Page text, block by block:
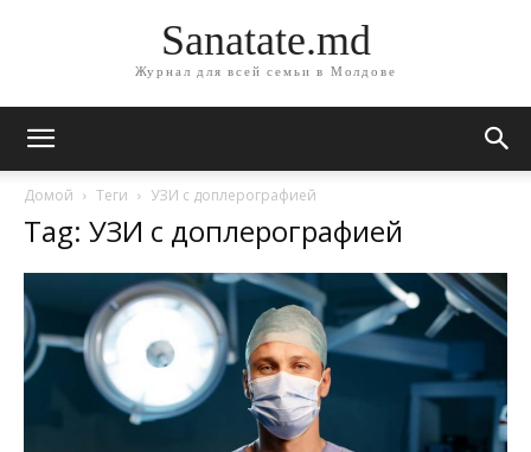
Sanatate.md
Журнал для всей семьи в Молдове
Домой Теги УЗИ с доплерографией
Tag: УЗИ с доплерографией